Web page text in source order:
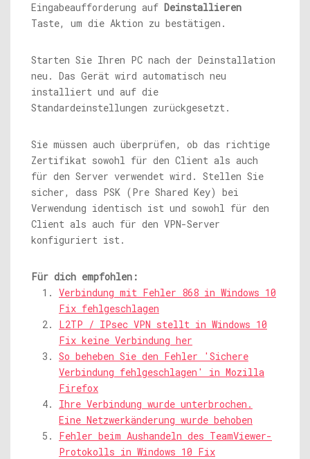
Eingabeaufforderung auf Deinstallieren
Taste, um die Aktion zu bestätigen.
Starten Sie Ihren PC nach der Deinstallation
neu. Das Gerät wird automatisch neu
installiert und auf die
Standardeinstellungen zurückgesetzt.
Sie müssen auch überprüfen, ob das richtige
Zertifikat sowohl für den Client als auch
für den Server verwendet wird. Stellen Sie
sicher, dass PSK (Pre Shared Key) bei
Verwendung identisch ist und sowohl für den
Client als auch für den VPN-Server
konfiguriert ist.
Für dich empfohlen:
Verbindung mit Fehler 868 in Windows 10
Fix fehlgeschlagen
L2TP / IPsec VPN stellt in Windows 10
Fix keine Verbindung her
So beheben Sie den Fehler 'Sichere
Verbindung fehlgeschlagen' in Mozilla
Firefox
Ihre Verbindung wurde unterbrochen.
Eine Netzwerkänderung wurde behoben
Fehler beim Aushandeln des TeamViewer-
Protokolls in Windows 10 Fix